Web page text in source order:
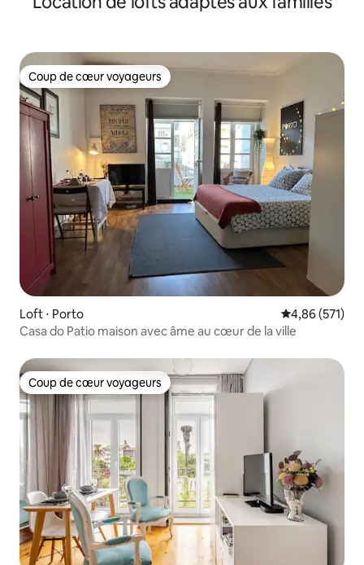
Coup de cœur voyageurs
Coup de cœur voyageurs
Loft ⋅ Porto Évaluation
4,86 (571)
Casa do Patio maison avec âme au cœur de la ville
Coup de cœur voyageurs
Coup de cœur voyageurs